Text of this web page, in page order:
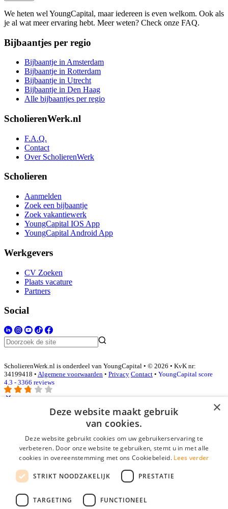
We heten wel YoungCapital, maar iedereen is even welkom. Ook als
je al wat meer ervaring hebt. Meer weten? Check onze FAQ.
Bijbaantjes per regio
Bijbaantje in Amsterdam
Bijbaantje in Rotterdam
Bijbaantje in Utrecht
Bijbaantje in Den Haag
Alle bijbaantjes per regio
ScholierenWerk.nl
F.A.Q.
Contact
Over ScholierenWerk
Scholieren
Aanmelden
Zoek een bijbaantje
Zoek vakantiewerk
YoungCapital IOS App
YoungCapital Android App
Werkgevers
CV Zoeken
Plaats vacature
Partners
Social
ScholierenWerk.nl is onderdeel van YoungCapital • © 2026 • KvK nr:
34199418 • Algemene voorwaarden • Privacy Contact • YoungCapital score
4.3 - 3366 reviews
Inloggen als bedrijf
E-mail*
Wachtwoord
login gegevens onthouden
login
×
Deze website maakt gebruik
van cookies.
Deze website gebruikt cookies om uw gebruikerservaring te
verbeteren. Door onze website te gebruiken, stemt u in met alle
cookies in overeenstemming met ons Cookiebeleid. Lees verder
STRIKT NOODZAKELIJK PRESTATIE
TARGETING FUNCTIONEEL